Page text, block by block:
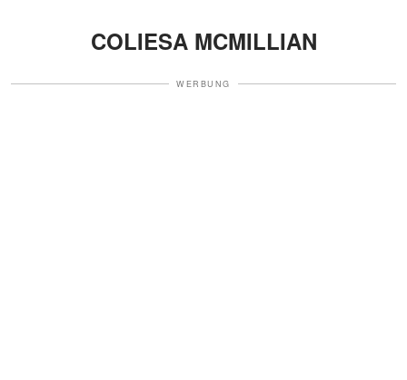
COLIESA MCMILLIAN
WERBUNG